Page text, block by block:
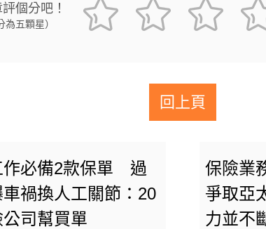
個分吧！
為五顆星）
回上頁
作必備2款保單 過
禍換人工關節：20
司幫買單
保險業
爭取亞
力並不